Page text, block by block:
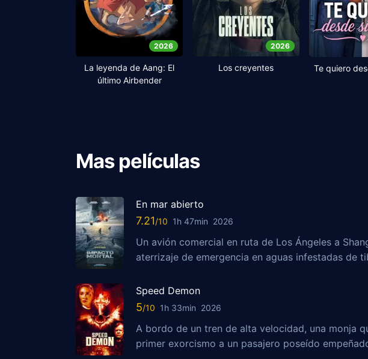
2026
La leyenda de Aang: El
último Airbender
2026
Los creyentes Te quiero
Mas películas
En mar abierto
7.21 1h 47min 2026
Un avión comercial en ruta de Los Ángeles a
aterrizaje de emergencia en aguas infestadas de
Speed Demon
5 1h 33min 2026
A bordo de un tren de alta velocidad, una monja
primer exorcismo a un pasajero poseído